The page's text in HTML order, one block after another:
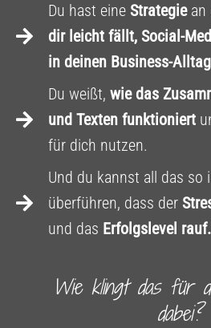
Du hast eine Strategiean
dir leicht fällt, Social-
in deinen Business-
Du weißt, wie das
und Texten funktioniert
für dich nutzen.
Und du kannst all das so
überführen, dass der
und das Erfolgslevel rauf.
Wie klingt das für
dabei?